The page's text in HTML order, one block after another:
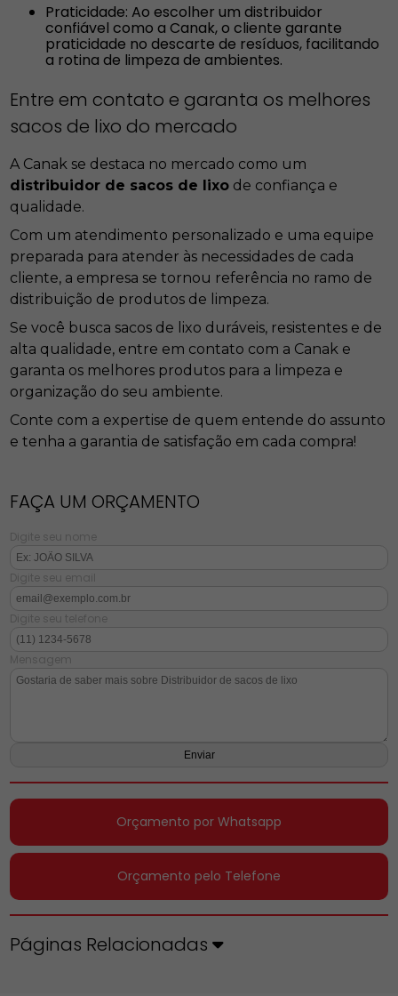
Praticidade: Ao escolher um distribuidor
confiável como a Canak, o cliente garante
praticidade no descarte de resíduos, facilitando
a rotina de limpeza de ambientes.
Entre em contato e garanta os melhores
sacos de lixo do mercado
A Canak se destaca no mercado como um
distribuidor de sacos de lixo de confiança e
qualidade.
Com um atendimento personalizado e uma equipe
preparada para atender às necessidades de cada
cliente, a empresa se tornou referência no ramo de
distribuição de produtos de limpeza.
Se você busca sacos de lixo duráveis, resistentes e de
alta qualidade, entre em contato com a Canak e
garanta os melhores produtos para a limpeza e
organização do seu ambiente.
Conte com a expertise de quem entende do assunto
e tenha a garantia de satisfação em cada compra!
FAÇA UM ORÇAMENTO
Digite seu nome
Digite seu email
Digite seu telefone
Mensagem
Orçamento por Whatsapp
Orçamento pelo Telefone
Páginas Relacionadas